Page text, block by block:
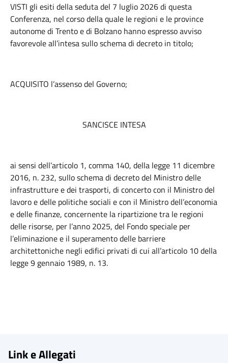
VISTI gli esiti della seduta del 7 luglio 2026 di questa
Conferenza, nel corso della quale le regioni e le province
autonome di Trento e di Bolzano hanno espresso avviso
favorevole all’intesa sullo schema di decreto in titolo;
ACQUISITO l’assenso del Governo;
SANCISCE INTESA
ai sensi dell’articolo 1, comma 140, della legge 11 dicembre
2016, n. 232, sullo schema di decreto del Ministro delle
infrastrutture e dei trasporti, di concerto con il Ministro del
lavoro e delle politiche sociali e con il Ministro dell’economia
e delle finanze, concernente la ripartizione tra le regioni
delle risorse, per l’anno 2025, del Fondo speciale per
l’eliminazione e il superamento delle barriere
architettoniche negli edifici privati di cui all’articolo 10 della
legge 9 gennaio 1989, n. 13.
Link e Allegati